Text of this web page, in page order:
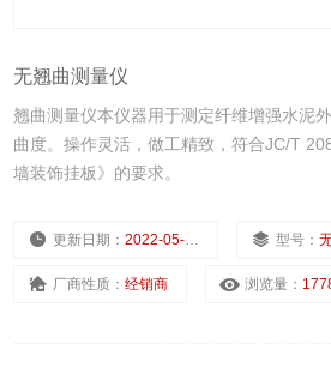
无翘曲测量仪
翘曲测量仪本仪器用于测定纤维增强水泥
曲度。操作灵活，做工精致，符合JC/T
墙装饰挂板》的要求。
更新日期：2022-05-19 型号：
厂商性质：经销商 浏览量：